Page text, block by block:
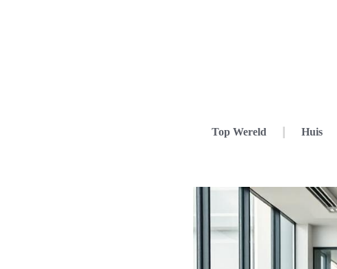
Top Wereld Huis